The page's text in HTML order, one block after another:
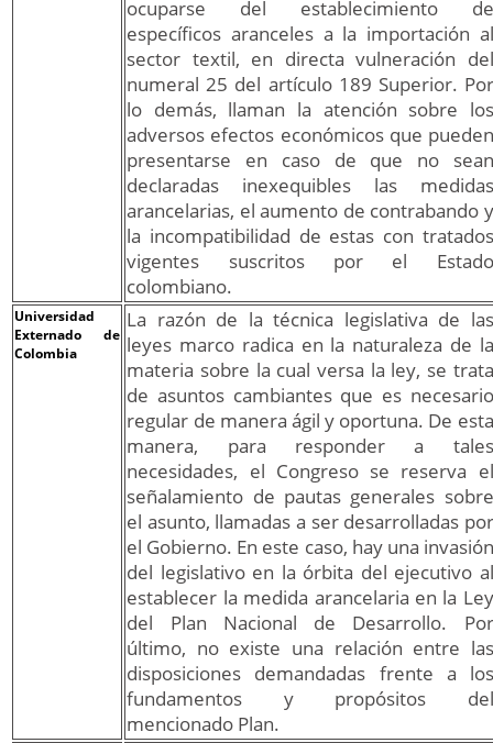
ocuparse del establecimiento de
específicos aranceles a la importación al
sector textil, en directa vulneración del
numeral 25 del artículo 189 Superior. Por
lo demás, llaman la atención sobre los
adversos efectos económicos que pueden
presentarse en caso de que no sean
declaradas inexequibles las medidas
arancelarias, el aumento de contrabando y
la incompatibilidad de estas con tratados
vigentes suscritos por el Estado
colombiano.
Universidad
Externado de
Colombia
La razón de la técnica legislativa de las
leyes marco radica en la naturaleza de la
materia sobre la cual versa la ley, se trata
de asuntos cambiantes que es necesario
regular de manera ágil y oportuna. De esta
manera, para responder a tales
necesidades, el Congreso se reserva el
señalamiento de pautas generales sobre
el asunto, llamadas a ser desarrolladas por
el Gobierno. En este caso, hay una invasión
del legislativo en la órbita del ejecutivo al
establecer la medida arancelaria en la Ley
del Plan Nacional de Desarrollo. Por
último, no existe una relación entre las
disposiciones demandadas frente a los
fundamentos y propósitos del
mencionado Plan.